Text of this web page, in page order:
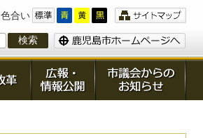
色合い